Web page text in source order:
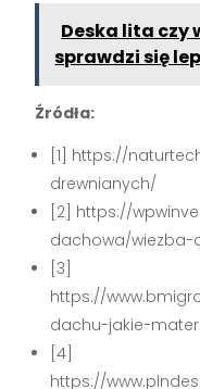
Deska lita czy
sprawdzi się
Źródła:
[1] https://
drewnianych/
[2] https://
dachowa/
[3]
https://
dachu-jakie-
[4]
https://